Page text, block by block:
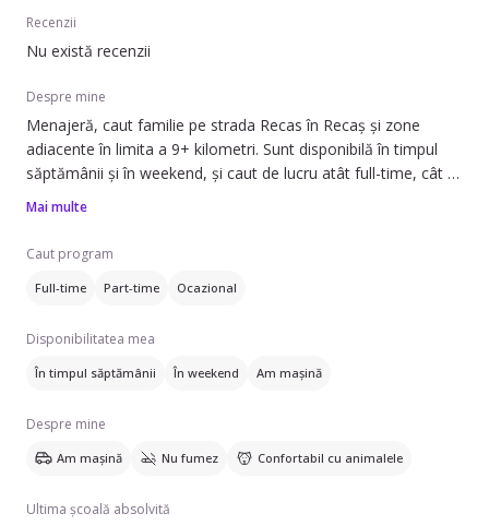
Recenzii
Nu există recenzii
Despre mine
Menajeră, caut familie pe strada Recas în Recaș și zone
adiacente în limita a 9+ kilometri. Sunt disponibilă în timpul
săptămânii și în weekend, și caut de lucru atât full-time, cât și
part-time sau ocazional.
Pot să ofer ajutor cu: spălat haine, schimbat așternuturi,
curățare aragaz/cuptor, curățare frigider, îngrijire plante și
prepararea mâncării. Lucrez în menaj de 15 ani în afară țării și
Lucrez la case/vile, apartamente și spații de birouri. Ofer
Vorbesc engleză și franceză, dar și olandeză.
Mai multe
Caut program
Full-time Part-time Ocazional
Disponibilitatea mea
În timpul săptămânii În weekend Am mașină
Despre mine
Am mașină Nu fumez Confortabil cu animalele
Ultima școală absolvită